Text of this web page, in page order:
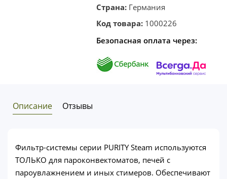
Страна: Германия
Код товара: 1000226
Безопасная оплата через:
Описание Отзывы
Фильтр-системы серии PURITY Steam используются
ТОЛЬКО для пароконвектоматов, печей с
пароувлажнением и иных стимеров. Обеспечивают